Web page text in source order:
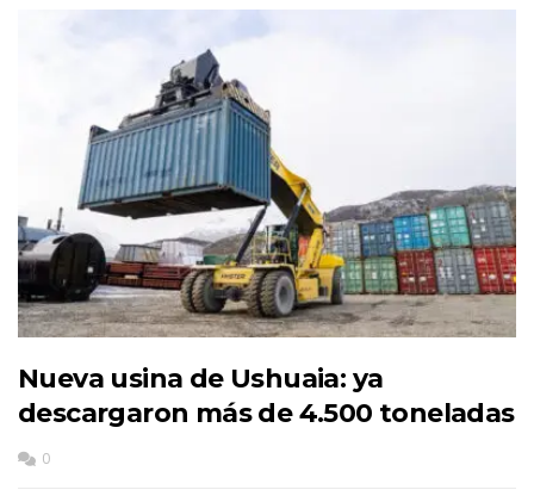
Nueva usina de Ushuaia: ya
descargaron más de 4.500 toneladas
0